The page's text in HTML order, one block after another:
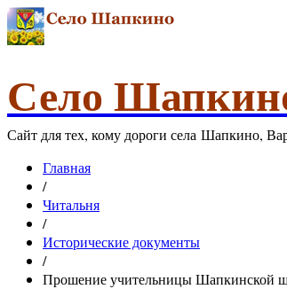
Село
Сайт для тех, кому дороги села Шапкино,
Главная
/
Читальня
/
Исторические документы
/
Прошение учительницы Шапкинской